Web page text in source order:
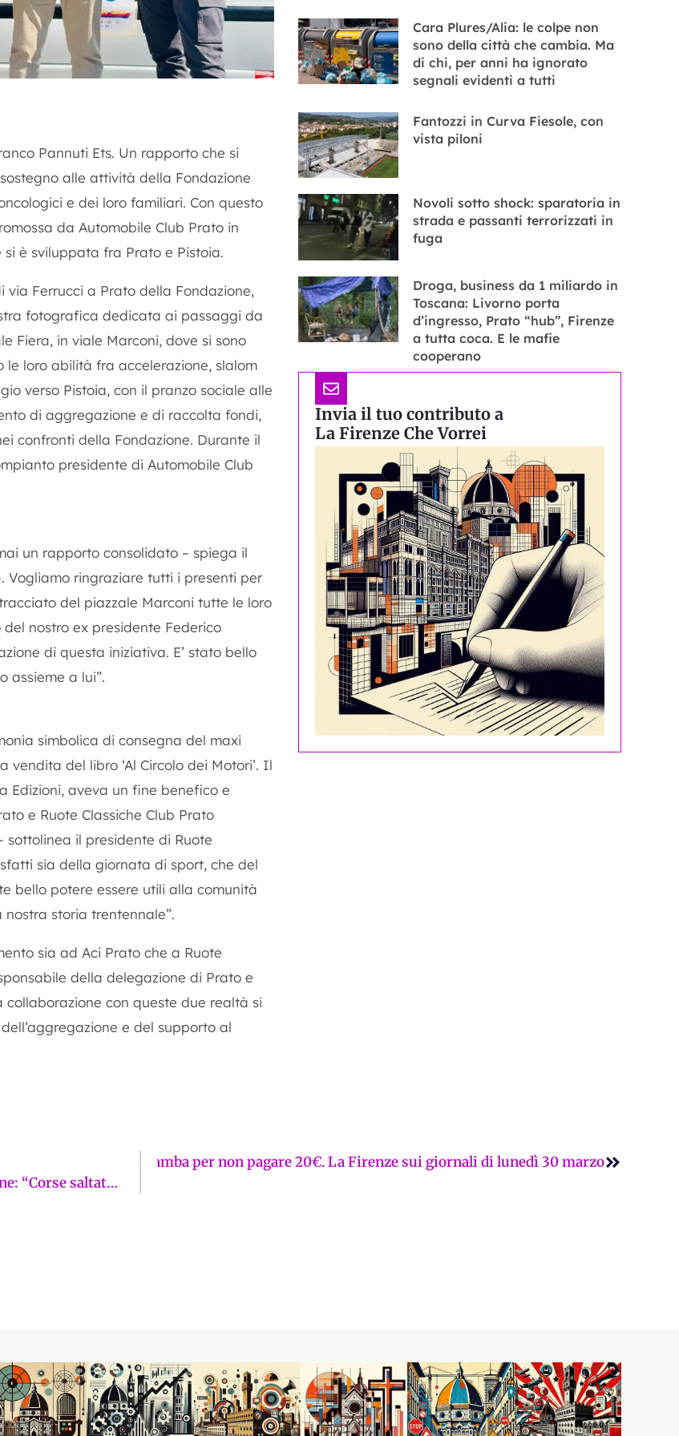
Pannuti Ets. Un rapporto che si
alle attività della Fondazione
e dei loro familiari. Con questo
da Automobile Club Prato in
si è sviluppata fra Prato e Pistoia.
via Ferrucci a Prato della Fondazione,
fotografica dedicata ai passaggi da
Fiera, in viale Marconi, dove si sono
loro abilità fra accelerazione, slalom
verso Pistoia, con il pranzo sociale alle
di aggregazione e di raccolta fondi,
confronti della Fondazione. Durante il
presidente di Automobile Club
un rapporto consolidato – spiega il
Vogliamo ringraziare tutti i presenti per
del piazzale Marconi tutte le loro
nostro ex presidente Federico
di questa iniziativa. E’ stato bello
assieme a lui”.
simbolica di consegna del maxi
del libro ‘Al Circolo dei Motori’. Il
Edizioni, aveva un fine benefico e
e Ruote Classiche Club Prato
sottolinea il presidente di Ruote
sia della giornata di sport, che del
bello potere essere utili alla comunità
storia trentennale”.
sia ad Aci Prato che a Ruote
della delegazione di Prato e
collaborazione con queste due realtà si
e del supporto al
Cara Plures/Alia: le colpe non
sono della città che cambia. Ma
di chi, per anni ha ignorato
segnali evidenti a tutti
Fantozzi in Curva Fiesole, con
vista piloni
Novoli sotto shock: sparatoria in
strada e passanti terrorizzati in
fuga
Droga, business da 1 miliardo in
Toscana: Livorno porta
d’ingresso, Prato “hub”, Firenze
a tutta coca. E le mafie
cooperano
Invia il tuo contributo a
La Firenze Che Vorrei
Pierguidi (presidente Q2) contro Autolinee Toscane: “Corse saltate, con mia madre di 84 anni in piedi da oltre un’ora. Mi vergogno”
chi si rompe una gamba per non pagare 20€. La Firenze sui giornali di lunedì 30 marzo